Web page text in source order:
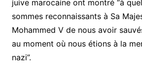
juive marocaine ont montré “à
sommes reconnaissants à Sa
Mohammed V de nous avoir
au moment où nous étions à la
nazi”.